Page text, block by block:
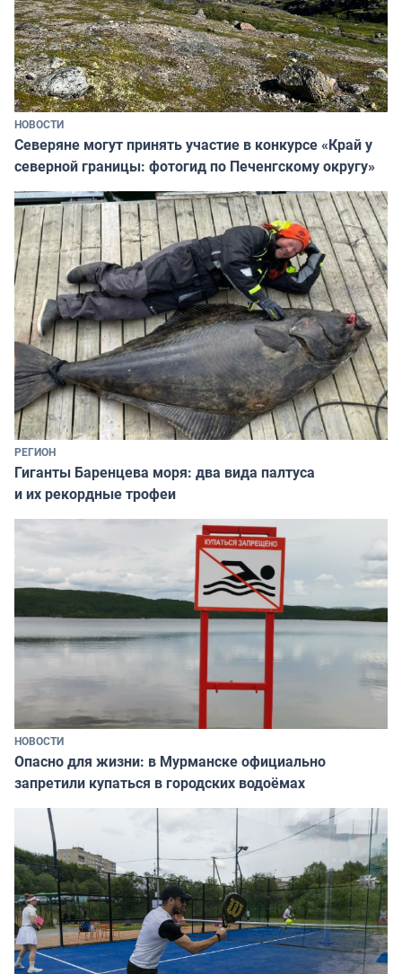
НОВОСТИ
Северяне могут принять участие в конкурсе «Край у
северной границы: фотогид по Печенгскому округу»
РЕГИОН
Гиганты Баренцева моря: два вида палтуса
и их рекордные трофеи
НОВОСТИ
Опасно для жизни: в Мурманске официально
запретили купаться в городских водоёмах